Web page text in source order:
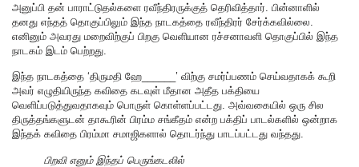
அனுப்பி தன் பாராட்டுதல்களை ரவீந்திரருக்குத் தெரிவித்தார். பின்னாளில்
தனது எந்தத் தொகுப்பிலும் இந்த நாடகத்தை ரவீந்திரர் சேர்க்கவில்லை.
எனினும் அவரது மறைவிற்குப் பிறகு வெளியான ரச்சனாவளி தொகுப்பில் இந்த
நாடகம் இடம் பெற்றது.
இந்த நாடகத்தை ‘திருமதி ஹே______’ விற்கு சமர்ப்பணம் செய்வதாகக் கூறி
அவர் எழுதியிருந்த கவிதை கடவுள் மீதான அதீத பக்தியை
வெளிப்படுத்துவதாகவும் பொருள் கொள்ளப்பட்டது. அவ்வகையில் ஒரு சில
திருத்தங்களுடன் தாகூரின் பிரம்ம சங்கீதம் என்ற பக்திப் பாடல்களில் ஒன்றாக
இந்தக் கவிதை பிரம்மா சமாஜிகளால் தொடர்ந்து பாடப்பட்டது வந்தது.
பிறவி எனும் இந்தப் பெருங்கடலில்